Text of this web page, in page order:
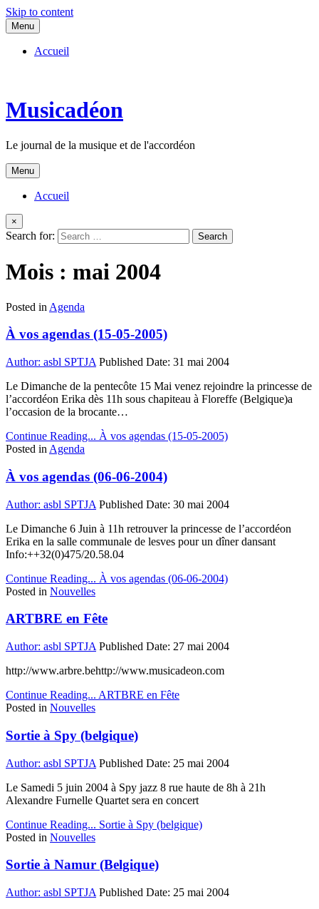
Skip to content
Menu
Accueil
Musicadéon
Le journal de la musique et de l'accordéon
Menu
Accueil
×
Search for:
Mois : mai 2004
Posted in Agenda
À vos agendas (15-05-2005)
Author: asbl SPTJA Published Date: 31 mai 2004
Le Dimanche de la pentecôte 15 Mai venez rejoindre la princesse de
l’accordéon Erika dès 11h sous chapiteau à Floreffe (Belgique)a
l’occasion de la brocante…
Continue Reading... À vos agendas (15-05-2005)
Posted in Agenda
À vos agendas (06-06-2004)
Author: asbl SPTJA Published Date: 30 mai 2004
Le Dimanche 6 Juin à 11h retrouver la princesse de l’accordéon
Erika en la salle communale de lesves pour un dîner dansant
Info:++32(0)475/20.58.04
Continue Reading... À vos agendas (06-06-2004)
Posted in Nouvelles
ARTBRE en Fête
Author: asbl SPTJA Published Date: 27 mai 2004
http://www.arbre.behttp://www.musicadeon.com
Continue Reading... ARTBRE en Fête
Posted in Nouvelles
Sortie à Spy (belgique)
Author: asbl SPTJA Published Date: 25 mai 2004
Le Samedi 5 juin 2004 à Spy jazz 8 rue haute de 8h à 21h
Alexandre Furnelle Quartet sera en concert
Continue Reading... Sortie à Spy (belgique)
Posted in Nouvelles
Sortie à Namur (Belgique)
Author: asbl SPTJA Published Date: 25 mai 2004